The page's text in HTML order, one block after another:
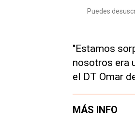
"Estamos
nosotros era
el DT Omar
MÁS INFO